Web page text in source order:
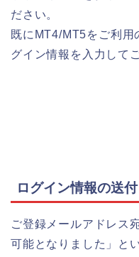
ださい。
既にMT4/MT5をご利用
グイン情報を入力して
ログイン情報の送付
ご登録メールアドレス
可能となりました」
と